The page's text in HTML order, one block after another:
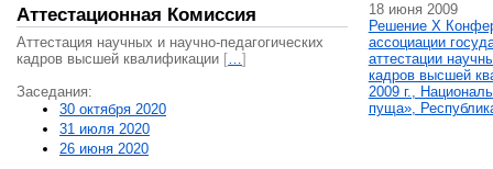
Аттестационная Комиссия
Аттестация научных и научно-педагогических
кадров высшей квалификации […]
Заседания:
30 октября 2020
31 июля 2020
26 июня 2020
18 июня 2009
Решение X
ассоциации
аттестации
кадров высшей
2009 г.,
пуща»,